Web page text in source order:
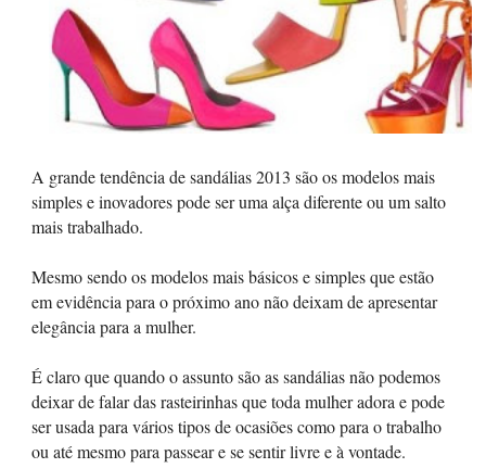
A grande tendência de sandálias 2013 são os modelos mais
simples e inovadores pode ser uma alça diferente ou um salto
mais trabalhado.
Mesmo sendo os modelos mais básicos e simples que estão
em evidência para o próximo ano não deixam de apresentar
elegância para a mulher.
É claro que quando o assunto são as sandálias não podemos
deixar de falar das rasteirinhas que toda mulher adora e pode
ser usada para vários tipos de ocasiões como para o trabalho
ou até mesmo para passear e se sentir livre e à vontade.